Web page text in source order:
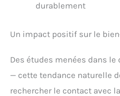
durablement
Un impact positif sur le
Des études menées dans
— cette tendance naturelle
rechercher le contact avec